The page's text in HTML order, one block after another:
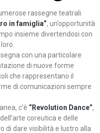
rassegne teatrali.
in famiglia”, un’opportunità
insieme divertendosi con
con una particolare
di nuove forme
che rappresentano il
di comunicazioni sempre
c’è “Revolution Dance”,
coreutica e delle
di dare visibilità e lustro alla